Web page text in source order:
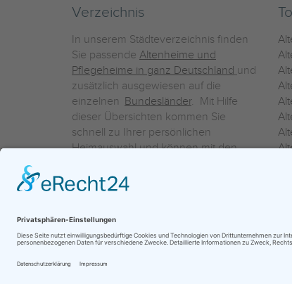
Verzeichnis
In unserem Städteverzeichnis finden
Sie passende Altenheime und
Pflegeheime in ganz Deutschland und
zusätzlich ausgewiesen auf die
einzelnen Bundesländer. Mit Hilfe
dieser Übersichten kommen Sie
schnell zu Ihrer persönlichen
Heimauswahl und können mit den
einzelnen Häuser Leistungsvergleiche
vornehmen.